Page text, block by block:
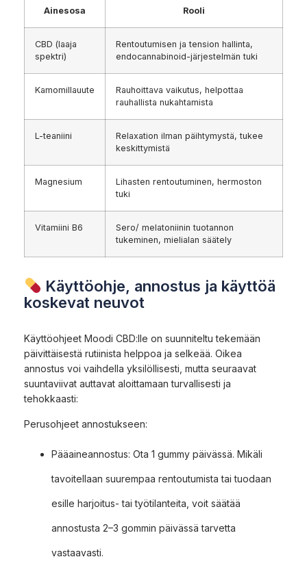
Ainesosa Rooli
CBD (laaja
spektri)
Rentoutumisen ja tension hallinta,
endocannabinoid-järjestelmän tuki
Kamomillauute
Rauhoittava vaikutus, helpottaa
rauhallista nukahtamista
L-teaniini
Relaxation ilman päihtymystä, tukee
keskittymistä
Magnesium
Lihasten rentoutuminen, hermoston
tuki
Vitamiini B6
Sero/ melatoniinin tuotannon
tukeminen, mielialan säätely
Käyttöohje, annostus ja käyttöä
koskevat neuvot
Käyttöohjeet Moodi CBD:lle on suunniteltu tekemään
päivittäisestä rutiinista helppoa ja selkeää. Oikea
annostus voi vaihdella yksilöllisesti, mutta seuraavat
suuntaviivat auttavat aloittamaan turvallisesti ja
tehokkaasti:
Perusohjeet annostukseen:
Pääaineannostus: Ota 1 gummy päivässä. Mikäli
tavoitellaan suurempaa rentoutumista tai tuodaan
esille harjoitus- tai työtilanteita, voit säätää
annostusta 2–3 gommin päivässä tarvetta
vastaavasti.